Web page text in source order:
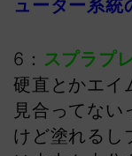
ューター系統
6： スプラプ
硬直とかエイ
見合ってない
けど塗れるし